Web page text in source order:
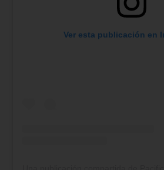
Ver esta publicación en